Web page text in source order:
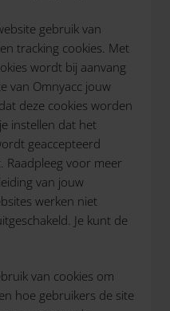
gebruik van
tracking cookies. Met
wordt bij aanvang
van Omnyacc jouw
deze cookies worden
instellen dat het
geaccepteerd
Raadpleeg voor meer
van jouw
werken niet
Je kunt de
van cookies om
hoe gebruikers de site